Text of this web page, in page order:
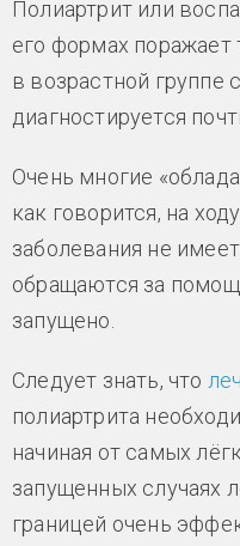
Полиартрит или
его формах поражает
в возрастной группе
диагностируется
Очень многие
как говорится, на
заболевания не
обращаются за
запущено.
Следует знать, что
полиартрита
начиная от самых
запущенных случаях
границей очень